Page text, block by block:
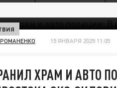
15 ЯНВАРЯ 2025 11:05
ХРАМ И АВТО